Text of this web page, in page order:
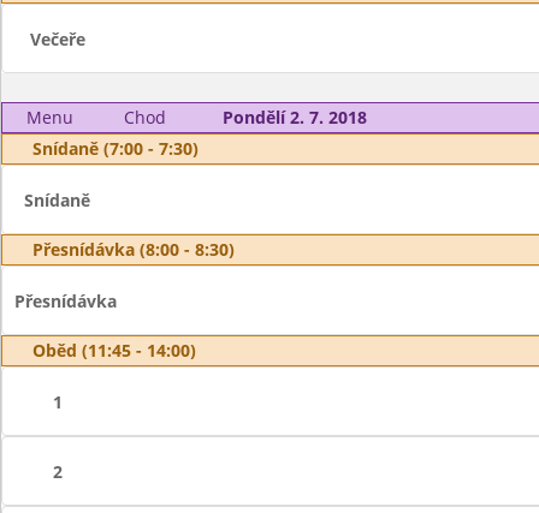
Večeře
Menu Chod
Pondělí 2. 7. 2018
Snídaně (7:00 - 7:30)
Snídaně
Přesnídávka (8:00 - 8:30)
Přesnídávka
Oběd (11:45 - 14:00)
1
2